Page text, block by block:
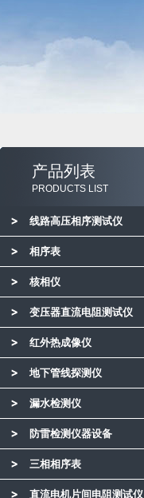
产品列表
PRODUCTS LIST
线路高压相序测试仪
相序表
核相仪
变压器直流电阻测试仪
红外热成像仪
地下管线探测仪
漏水检测仪
防雷检测仪器设备
三相相序表
直流电机片间电阻测试仪